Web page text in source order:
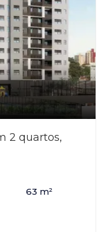
2 quartos,
63 m²